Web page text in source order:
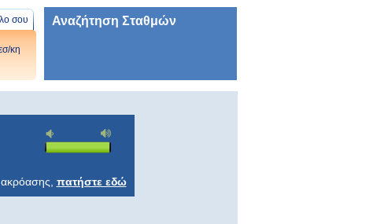
σου
κη
Αναζήτηση Σταθμών
πατήστε εδώ